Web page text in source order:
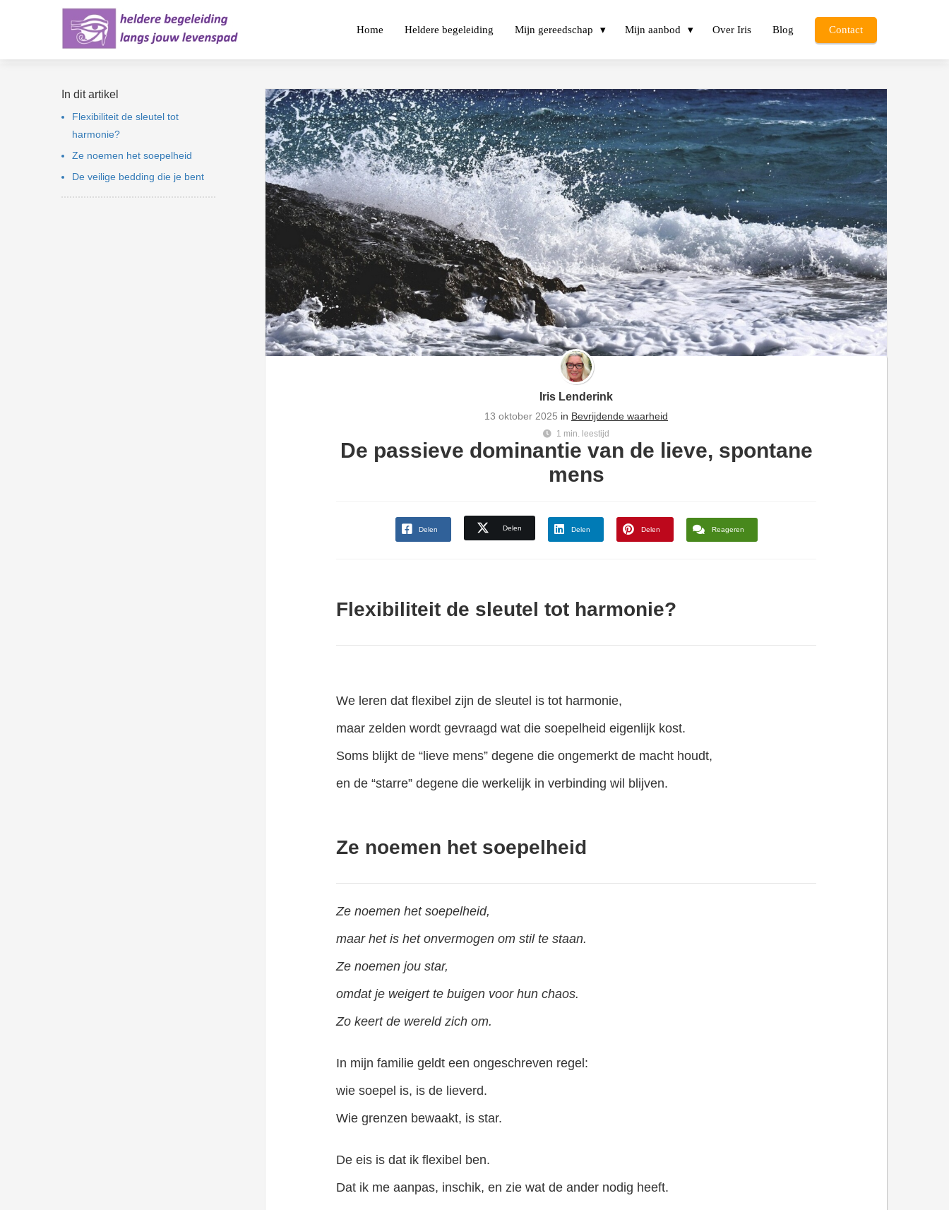
Home Heldere begeleiding Mijn gereedschap Mijn aanbod Over Iris Blog Contact
In dit artikel
Flexibiliteit de sleutel tot
harmonie?
Ze noemen het soepelheid
De veilige bedding die je bent
Iris Lenderink
13 oktober 2025 in Bevrijdende waarheid
1 min. leestijd
De passieve dominantie van de lieve, spontane
mens
Delen Delen Delen Delen Reageren
Flexibiliteit de sleutel tot harmonie?
We leren dat flexibel zijn de sleutel is tot harmonie,
maar zelden wordt gevraagd wat die soepelheid eigenlijk kost.
Soms blijkt de “lieve mens” degene die ongemerkt de macht houdt,
en de “starre” degene die werkelijk in verbinding wil blijven.
Ze noemen het soepelheid
Ze noemen het soepelheid,
maar het is het onvermogen om stil te staan.
Ze noemen jou star,
omdat je weigert te buigen voor hun chaos.
Zo keert de wereld zich om.
In mijn familie geldt een ongeschreven regel:
wie soepel is, is de lieverd.
Wie grenzen bewaakt, is star.
De eis is dat ik flexibel ben.
Dat ik me aanpas, inschik, en zie wat de ander nodig heeft.